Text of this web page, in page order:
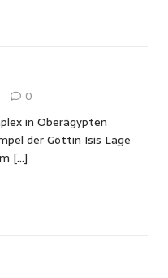
0
in Oberägypten
der Göttin Isis Lage
[…]